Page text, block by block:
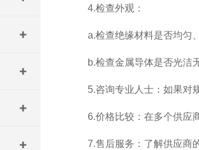
4.检查外观：
a.检查绝缘材料是否均匀、
b.检查金属导体是否光洁无
5.咨询专业人士：如果对规
6.价格比较：在多个供应商
7.售后服务：了解供应商的